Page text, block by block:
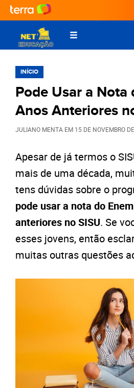
INÍCIO
Pode Usar a Nota
Anos Anteriores
JULIANO MENTA EM 15 DE NOVEMBRO
Apesar de já termos o
mais de uma década,
tens dúvidas sobre o
pode usar a nota do
anteriores no SISU. Se
esses jovens, então
muitas outras questões